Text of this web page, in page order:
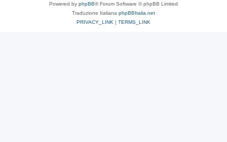
Powered by phpBB® Forum Software © phpBB Limited
Traduzione Italiana phpBBItalia.net
PRIVACY_LINK | TERMS_LINK